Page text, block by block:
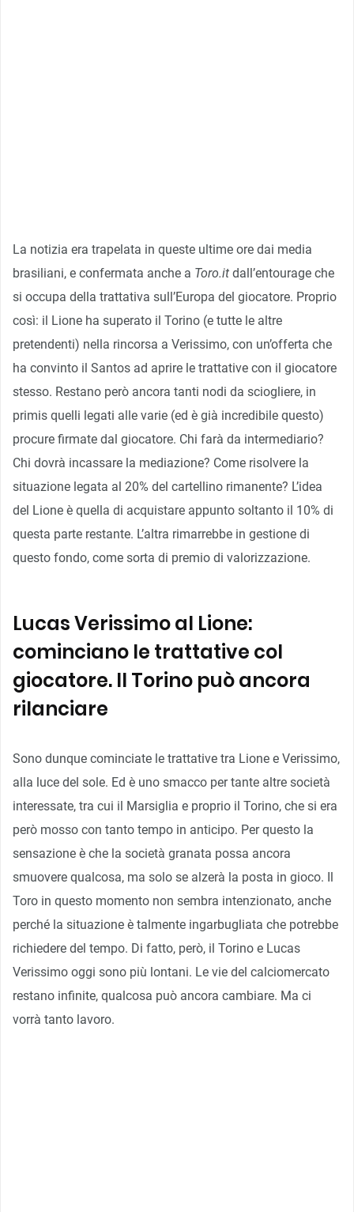
La notizia era trapelata in queste ultime ore dai media
brasiliani, e confermata anche a Toro.it dall’entourage che
si occupa della trattativa sull’Europa del giocatore. Proprio
così: il Lione ha superato il Torino (e tutte le altre
pretendenti) nella rincorsa a Verissimo, con un’offerta che
ha convinto il Santos ad aprire le trattative con il giocatore
stesso. Restano però ancora tanti nodi da sciogliere, in
primis quelli legati alle varie (ed è già incredibile questo)
procure firmate dal giocatore. Chi farà da intermediario?
Chi dovrà incassare la mediazione? Come risolvere la
situazione legata al 20% del cartellino rimanente? L’idea
del Lione è quella di acquistare appunto soltanto il 10% di
questa parte restante. L’altra rimarrebbe in gestione di
questo fondo, come sorta di premio di valorizzazione.
Lucas Verissimo al Lione:
cominciano le trattative col
giocatore. Il Torino può ancora
rilanciare
Sono dunque cominciate le trattative tra Lione e Verissimo,
alla luce del sole. Ed è uno smacco per tante altre società
interessate, tra cui il Marsiglia e proprio il Torino, che si era
però mosso con tanto tempo in anticipo. Per questo la
sensazione è che la società granata possa ancora
smuovere qualcosa, ma solo se alzerà la posta in gioco. Il
Toro in questo momento non sembra intenzionato, anche
perché la situazione è talmente ingarbugliata che potrebbe
richiedere del tempo. Di fatto, però, il Torino e Lucas
Verissimo oggi sono più lontani. Le vie del calciomercato
restano infinite, qualcosa può ancora cambiare. Ma ci
vorrà tanto lavoro.